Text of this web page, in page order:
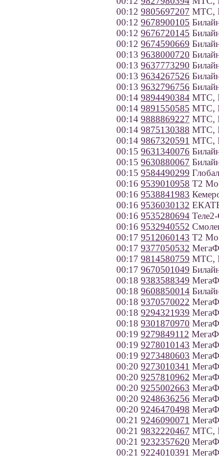
00:12 9805697207 МТС,
00:12 9678900105
00:12 9676720145
00:12 9674590669
00:13 9638000720
00:13 9637773290
00:13 9634267526
00:13 9632796756
00:14 9894490384 МТС,
00:14 9891550585 МТС,
00:14 9888869227 МТС,
00:14 9875130388 МТС,
00:14 9867320591 МТС,
00:15 9631340076
00:15 9630880067
00:15 9584490299
00:16 9539010958 Т2
00:16 9538841983
00:16 9536030132
00:16 9535280694
00:16 9532940552
00:17 9512060143 Т2
00:17 9377050532
00:17 9814580759 МТС,
00:17 9670501049
00:18 9383588349
00:18 9608850014
00:18 9370570022
00:18 9294321939
00:18 9301870970
00:19 9279849112
00:19 9278010143
00:19 9273480603
00:20 9273010341
00:20 9257810962
00:20 9255002663
00:20 9248636256
00:20 9246470498
00:21 9246090071
00:21 9832220467 МТС,
00:21 9232357620
00:21 9224010391